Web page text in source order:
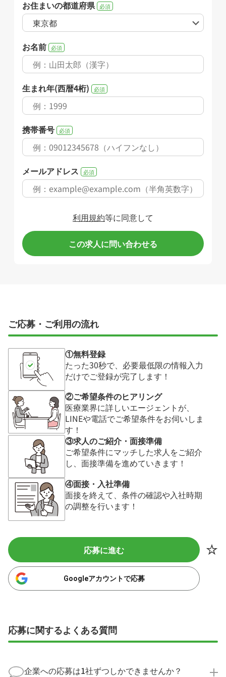
お住まいの都道府県 必須
お名前 必須
生まれ年(西暦4桁) 必須
携帯番号 必須
メールアドレス 必須
利用規約等に同意して
この求人に問い合わせる
ご応募・ご利用の流れ
①無料登録
たった30秒で、必要最低限の情報入力
だけでご登録が完了します！
②ご希望条件のヒアリング
医療業界に詳しいエージェントが、
LINEや電話でご希望条件をお伺いしま
す！
③求人のご紹介・面接準備
ご希望条件にマッチした求人をご紹介
し、面接準備を進めていきます！
④面接・入社準備
面接を終えて、条件の確認や入社時期
の調整を行います！
応募に進む
Googleアカウントで応募
応募に関するよくある質問
企業への応募は1社ずつしかできませんか？